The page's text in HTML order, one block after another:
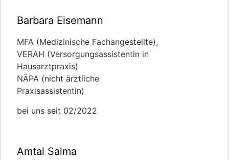
Barbara Eisemann
MFA (Medizinische Fachangestellte),
VERAH (Versorgungsassistentin in
Hausarztpraxis)
NÄPA (nicht ärztliche
Praxisassistentin)
bei uns seit 02/2022
Amtal Salma